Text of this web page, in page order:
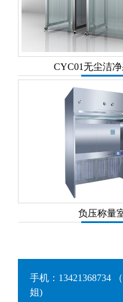
CYC01无尘洁
负压称量
手机：13421368734
姐)